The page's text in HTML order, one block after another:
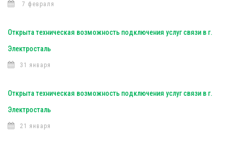
7 февраля
Открыта техническая возможность подключения услуг связи в г.
Электросталь
31 января
Открыта техническая возможность подключения услуг связи в г.
Электросталь
21 января